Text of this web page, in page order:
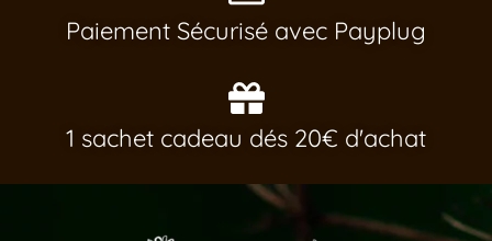
Paiement Sécurisé avec Payplug
1 sachet cadeau dés 20€ d'achat